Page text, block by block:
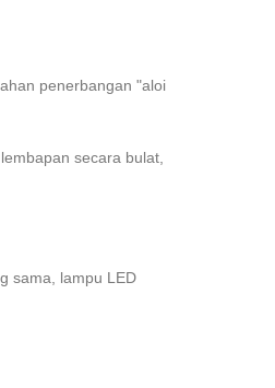
penerbangan "aloi
secara bulat,
sama, lampu LED